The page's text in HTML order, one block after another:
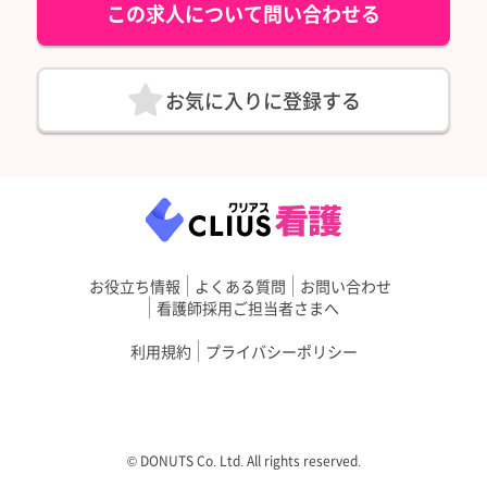
この求人について問い合わせる
お気に入りに登録する
お役立ち情報 よくある質問
お問い合わせ
看護師採用ご担当者さまへ
利用規約
プライバシーポリシー
©︎ DONUTS Co. Ltd. All rights reserved.